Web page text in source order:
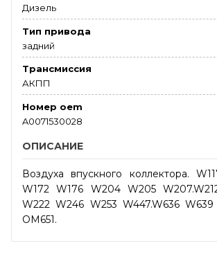
Дизель
Тип привода
задний
Трансмиссия
АКПП
Номер oem
A0071530028
ОПИСАНИЕ
Воздуха впускного коллектора.
W172 W176 W204 W205
W222 W246 W253 W447.W636
OM651.